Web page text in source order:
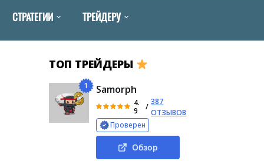
СТРАТЕГИИ ТРЕЙДЕРУ
ТОП ТРЕЙДЕРЫ
1 Samorph
4.
9
/
387
ОТЗЫВОВ
Проверен
Обзор